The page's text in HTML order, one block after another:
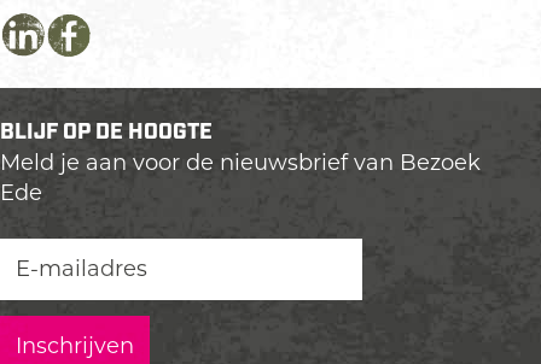
D
l
d
e
e
a
g
D
l
d
e
a
g
l
d
e
a
g
BLIJF OP DE HOOGTE
Meld je aan voor de nieuwsbrief van Bezoek
Ede